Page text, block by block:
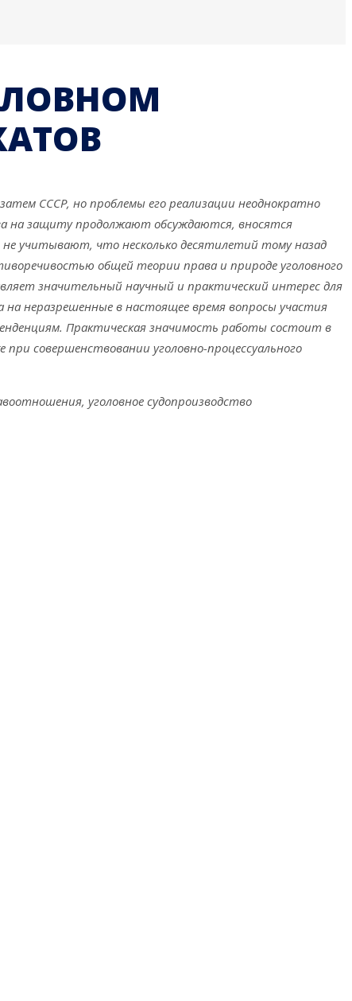
СССР, но проблемы его реализации неоднократно
на защиту продолжают обсуждаются, вносятся
не учитывают, что несколько десятилетий тому назад
общей теории права и природе уголовного
значительный научный и практический интерес для
на неразрешенные в настоящее время вопросы участия
Практическая значимость работы состоит в
совершенствовании уголовно-процессуального
уголовное судопроизводство